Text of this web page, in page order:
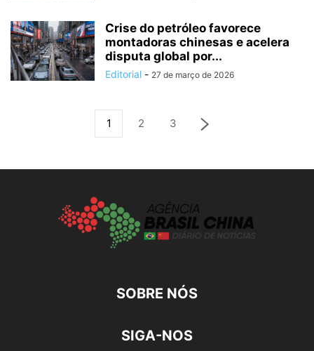
Crise do petróleo favorece
montadoras chinesas e acelera
disputa global por...
Editorial - 27 de março de 2026
1 2 3
SOBRE NÓS
SIGA-NOS